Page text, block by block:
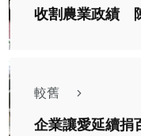
收割農業政績
較舊
企業讓愛延續